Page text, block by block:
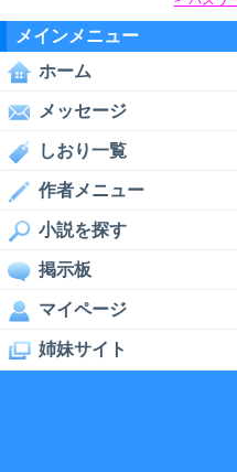
メインメニュー
ホーム
メッセージ
しおり一覧
作者メニュー
小説を探す
掲示板
マイページ
姉妹サイト